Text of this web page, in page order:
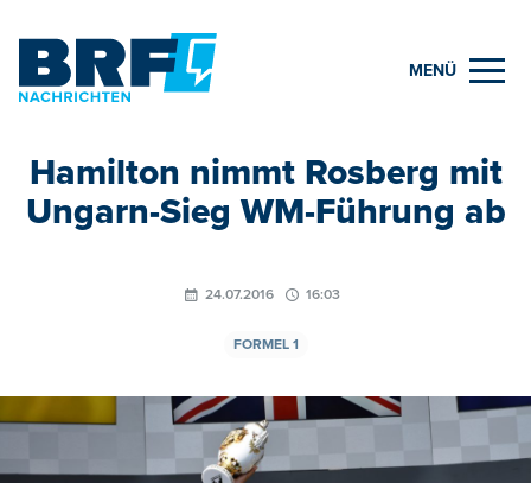
MENÜ
Hamilton nimmt Rosberg mit
Ungarn-Sieg WM-Führung ab
24.07.2016 16:03
FORMEL 1